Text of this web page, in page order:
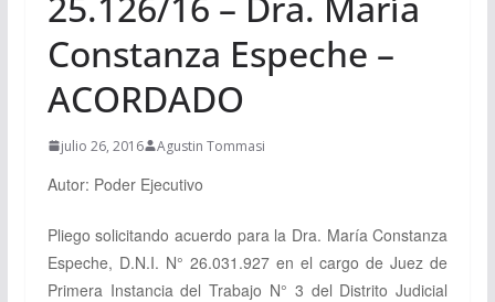
Constanza Espeche –
ACORDADO
julio 26, 2016 Agustin Tommasi
Autor: Poder Ejecutivo
Pliego solicitando acuerdo para la Dra. María Constanza
Espeche, D.N.I. N° 26.031.927 en el cargo de Juez de
Primera Instancia del Trabajo N° 3 del Distrito Judicial